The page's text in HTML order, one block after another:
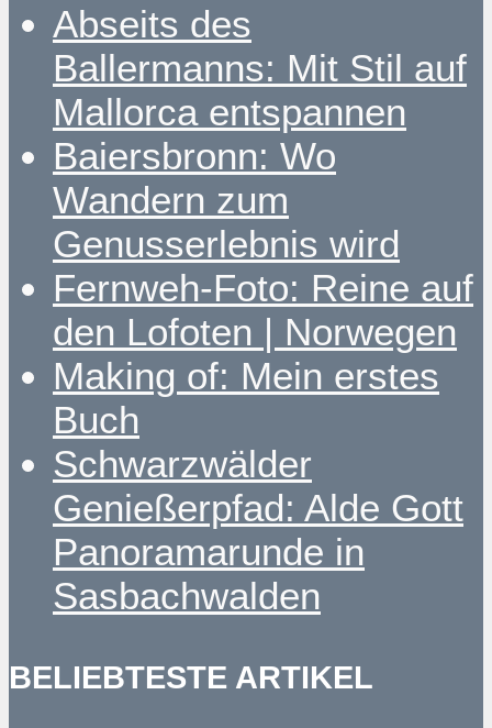
Abseits des
Ballermanns: Mit Stil auf
Mallorca entspannen
Baiersbronn: Wo
Wandern zum
Genusserlebnis wird
Fernweh-Foto: Reine auf
den Lofoten | Norwegen
Making of: Mein erstes
Buch
Schwarzwälder
Genießerpfad: Alde Gott
Panoramarunde in
Sasbachwalden
BELIEBTESTE ARTIKEL